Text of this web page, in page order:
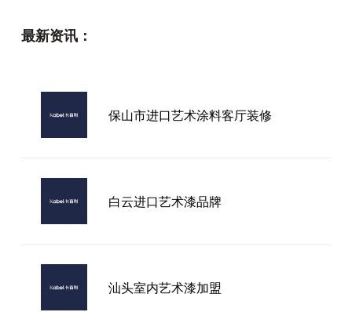
最新资讯：
保山市进口艺术涂料客厅装修
白云进口艺术漆品牌
汕头室内艺术漆加盟